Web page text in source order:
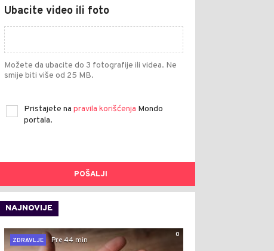
Ubacite video ili foto
Možete da ubacite do 3 fotografije ili videa. Ne
smije biti više od 25 MB.
Pristajete na pravila korišćenja Mondo
portala.
POŠALJI
NAJNOVIJE
0
ZDRAVLJE
Pre 44 min